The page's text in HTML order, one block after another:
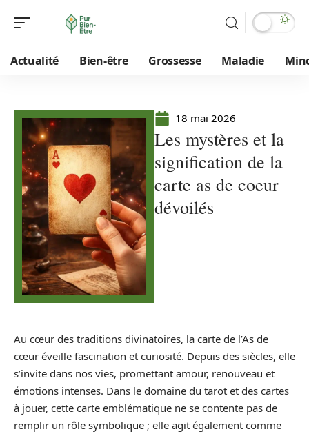
Actualité Bien-être Grossesse Maladie
18 mai 2026
Les mystères et la
signification de la
carte as de coeur
dévoilés
Au cœur des traditions divinatoires, la carte de l’As de
cœur éveille fascination et curiosité. Depuis des siècles, elle
s’invite dans nos vies, promettant amour, renouveau et
émotions intenses. Dans le domaine du tarot et des cartes
à jouer, cette carte emblématique ne se contente pas de
remplir un rôle symbolique ; elle agit également comme